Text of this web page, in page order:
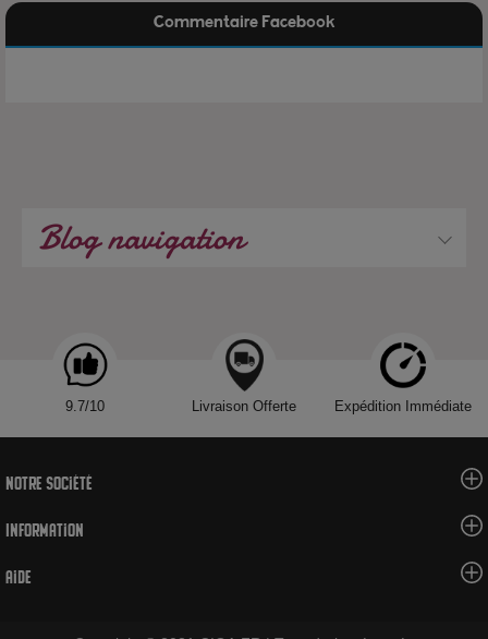
Commentaire Facebook
Blog navigation
9.7/10 Livraison Offerte Expédition Immédiate
Notre société
Information
Aide